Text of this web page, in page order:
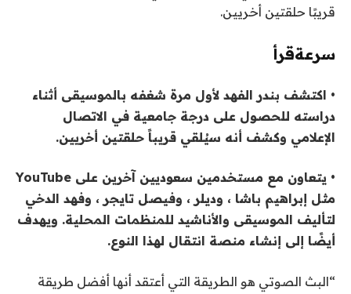
قريبًا حلقتين أخريين.
سرعةقرأ
• اكتشف بندر الفهد لأول مرة شغفه بالموسيقى أثناء
دراسته للحصول على درجة جامعية في الاتصال
الإعلامي وكشف أنه سيُلقي قريباً حلقتين أخريين.
• يتعاون مع مستخدمين سعوديين آخرين على YouTube
مثل إبراهيم باشا ، وديلر ، وفيصل تايجر ، وفهد الدخي
لتأليف الموسيقى والأناشيد للمنظمات المحلية. ويهدف
أيضًا إلى إنشاء منصة انتقال لهذا النوع.
“البث الصوتي هو الطريقة التي أعتقد أنها أفضل طريقة